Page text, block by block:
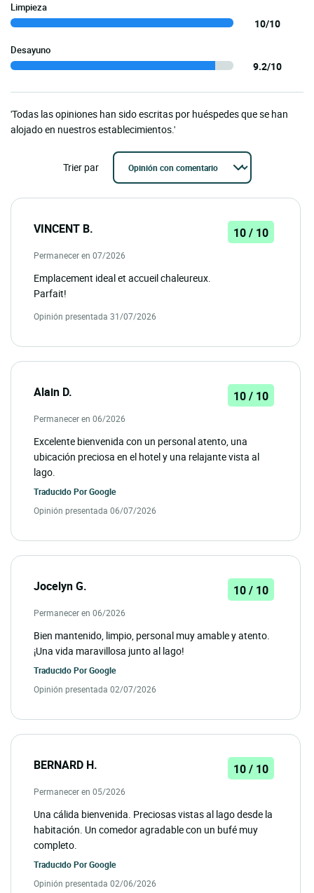
Limpieza
10/10
Desayuno
9.2/10
'Todas las opiniones han sido escritas por huéspedes que se han
alojado en nuestros establecimientos.'
Trier par
VINCENT B. 10 / 10
Permanecer en 07/2026
Emplacement ideal et accueil chaleureux.
Parfait!
Opinión presentada 31/07/2026
Alain D. 10 / 10
Permanecer en 06/2026
Excelente bienvenida con un personal atento, una
ubicación preciosa en el hotel y una relajante vista al
lago.
Traducido PorGoogle
Opinión presentada 06/07/2026
Jocelyn G. 10 / 10
Permanecer en 06/2026
Bien mantenido, limpio, personal muy amable y atento.
¡Una vida maravillosa junto al lago!
Traducido PorGoogle
Opinión presentada 02/07/2026
BERNARD H. 10 / 10
Permanecer en 05/2026
Una cálida bienvenida. Preciosas vistas al lago desde la
habitación. Un comedor agradable con un bufé muy
completo.
Traducido PorGoogle
Opinión presentada 02/06/2026